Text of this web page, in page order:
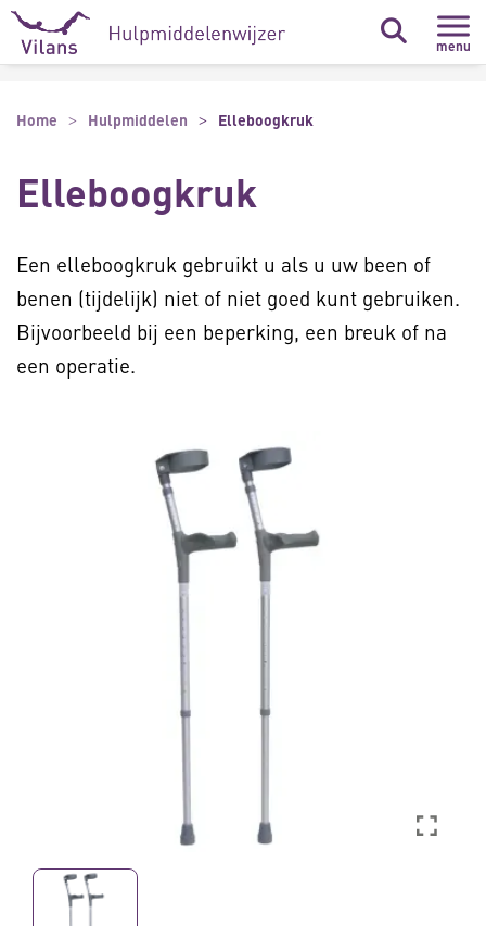
Naar hoofdinhoud
Naar footer
menu
Home Hulpmiddelen Elleboogkruk
Elleboogkruk
Een elleboogkruk gebruikt u als u uw been of
benen (tijdelijk) niet of niet goed kunt gebruiken.
Bijvoorbeeld bij een beperking, een breuk of na
een operatie.